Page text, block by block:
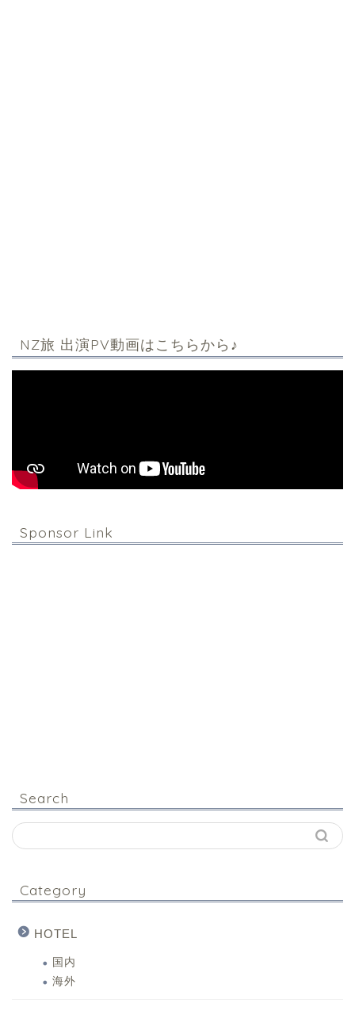
NZ旅 出演PV動画はこちらから♪
Sponsor Link
Search
Category
HOTEL
国内
海外